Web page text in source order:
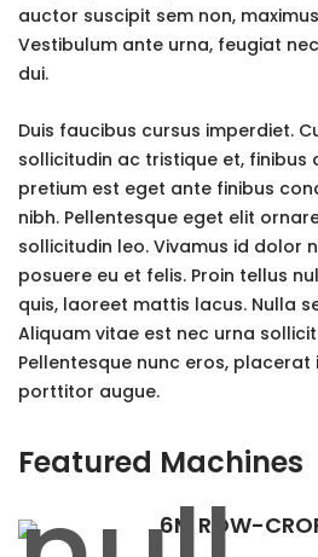
auctor suscipit sem non,
Vestibulum ante urna, feugiat
dui.
Duis faucibus cursus imperdiet.
sollicitudin ac tristique et, finibus
pretium est eget ante finibus
nibh. Pellentesque eget elit
sollicitudin leo. Vivamus id dolor
posuere eu et felis. Proin tellus
quis, laoreet mattis lacus. Nulla
Aliquam vitae est nec urna
Pellentesque nunc eros,
porttitor augue.
Featured Machines
6M ROW-